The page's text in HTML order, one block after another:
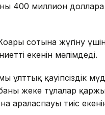
400 миллион
сотына жүгіну
екенін мәлімдеді.
ұлттық қауіпсіздік
жеке тұлғалар
араласпауы тиіс